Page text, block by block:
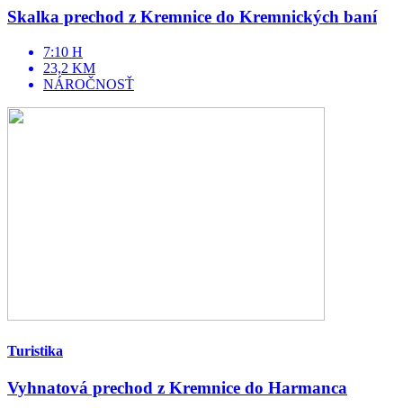
Skalka prechod z Kremnice do Kremnických baní
7:10 H
23,2 KM
NÁROČNOSŤ
Turistika
Vyhnatová prechod z Kremnice do Harmanca